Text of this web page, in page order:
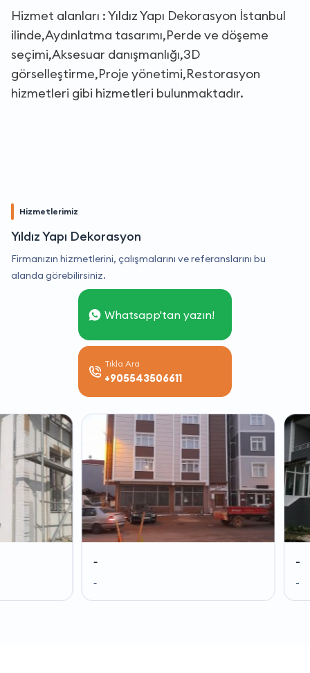
Hizmet alanları : Yıldız Yapı Dekorasyon İstanbul
ilinde,Aydınlatma tasarımı,Perde ve döşeme
seçimi,Aksesuar danışmanlığı,3D
görselleştirme,Proje yönetimi,Restorasyon
hizmetleri gibi hizmetleri bulunmaktadır.
Hizmetlerimiz
Yıldız Yapı Dekorasyon
Firmanızın hizmetlerini, çalışmalarını ve referanslarını bu
alanda görebilirsiniz.
Whatsapp'tan yazın!
Tıkla Ara
+905543506611